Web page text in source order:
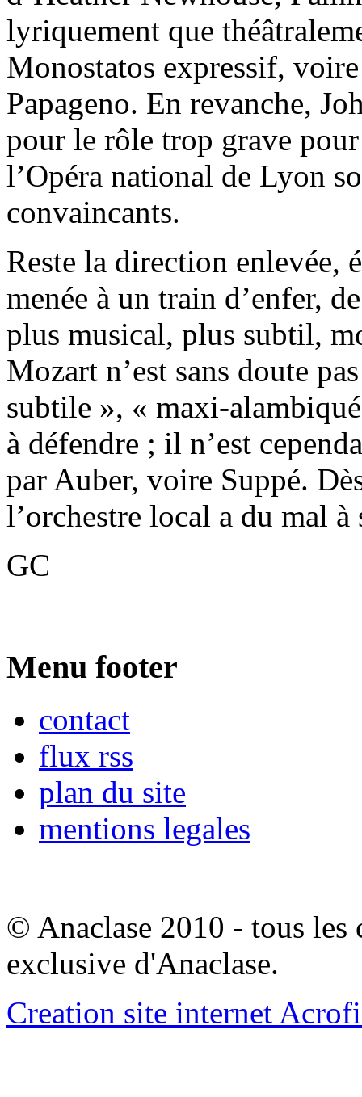
lyriquement que
Monostatos expressif,
Papageno. En revanche,
pour le rôle trop grave
l’Opéra national de Lyon
convaincants.
Reste la direction enlevée,
menée à un train d’enfer,
plus musical, plus subtil,
Mozart n’est sans doute
subtile », « maxi-
à défendre ; il n’est
par Auber, voire Suppé.
l’orchestre local a du mal à
GC
Menu footer
contact
flux rss
plan du site
mentions legales
© Anaclase 2010 - tous les
exclusive d'Anaclase.
Creation site internet